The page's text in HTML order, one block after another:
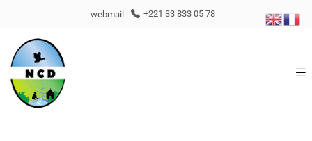
webmail +221 33 833 05 78